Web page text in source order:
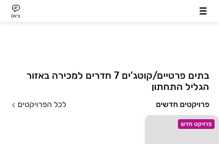
צ׳אט
בתים פרטיים/קוטג'ים 7 חדרים למכירה באזור
הגליל התחתון
פרויקטים חדשים לכל הפרויקטים
פרויקט חדש